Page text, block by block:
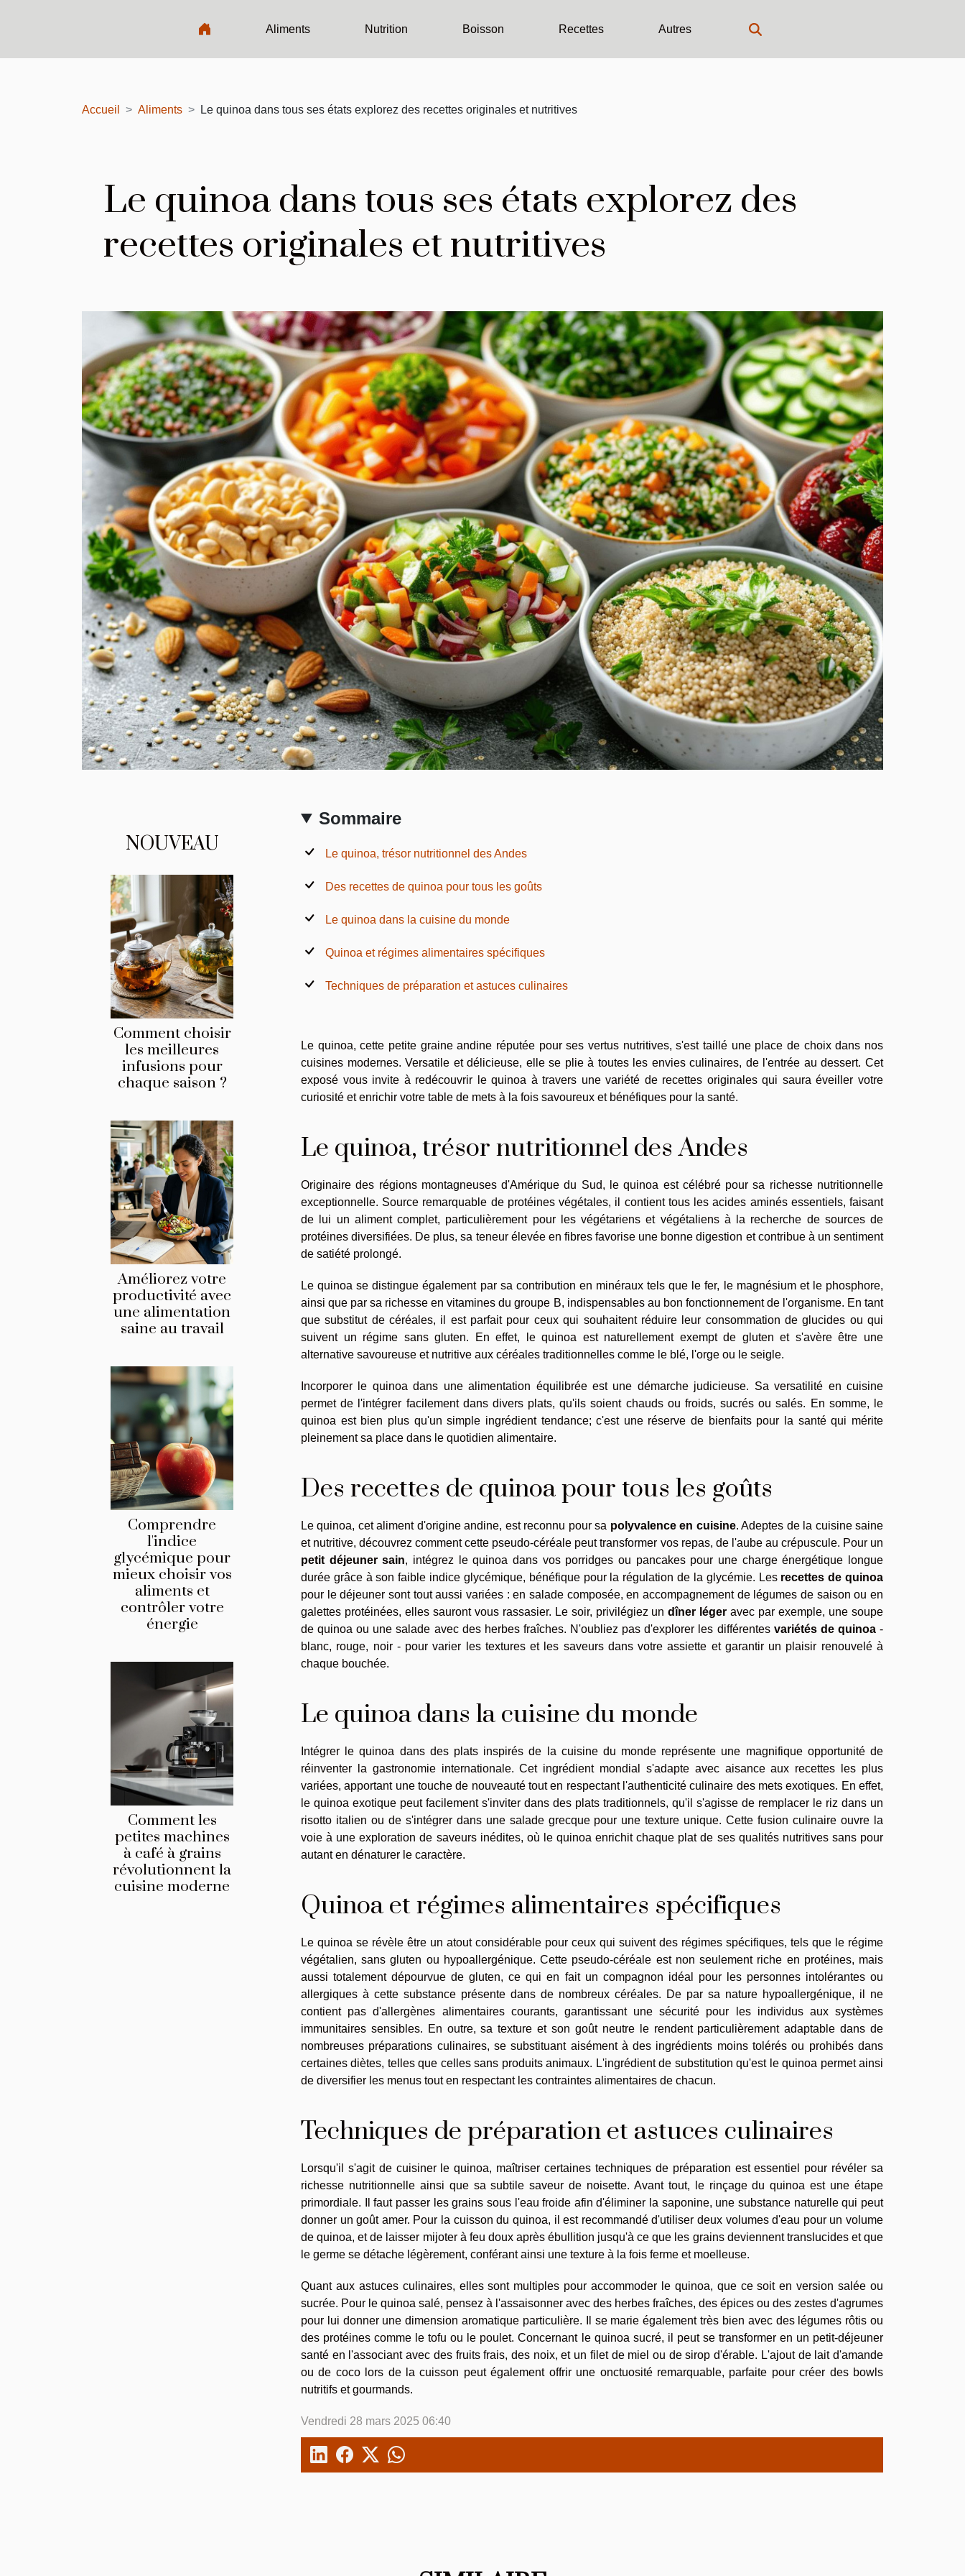
Aliments Nutrition Boisson Recettes Autres
Accueil Aliments Le quinoa dans tous ses états explorez des recettes originales et nutritives
Le quinoa dans tous ses états explorez des
recettes originales et nutritives
NOUVEAU
Comment choisir
les meilleures
infusions pour
chaque saison ?
Améliorez votre
productivité avec
une alimentation
saine au travail
Comprendre
l'indice
glycémique pour
mieux choisir vos
aliments et
contrôler votre
énergie
Comment les
petites machines
à café à grains
révolutionnent la
cuisine moderne
Sommaire
Le quinoa, trésor nutritionnel des Andes
Des recettes de quinoa pour tous les goûts
Le quinoa dans la cuisine du monde
Quinoa et régimes alimentaires spécifiques
Techniques de préparation et astuces culinaires
Le quinoa, cette petite graine andine réputée pour ses vertus nutritives, s'est taillé une place de choix dans nos
cuisines modernes. Versatile et délicieuse, elle se plie à toutes les envies culinaires, de l'entrée au dessert. Cet
exposé vous invite à redécouvrir le quinoa à travers une variété de recettes originales qui saura éveiller votre
curiosité et enrichir votre table de mets à la fois savoureux et bénéfiques pour la santé.
Le quinoa, trésor nutritionnel des Andes
Originaire des régions montagneuses d'Amérique du Sud, le quinoa est célébré pour sa richesse nutritionnelle
exceptionnelle. Source remarquable de protéines végétales, il contient tous les acides aminés essentiels, faisant
de lui un aliment complet, particulièrement pour les végétariens et végétaliens à la recherche de sources de
protéines diversifiées. De plus, sa teneur élevée en fibres favorise une bonne digestion et contribue à un sentiment
de satiété prolongé.
Le quinoa se distingue également par sa contribution en minéraux tels que le fer, le magnésium et le phosphore,
ainsi que par sa richesse en vitamines du groupe B, indispensables au bon fonctionnement de l'organisme. En tant
que substitut de céréales, il est parfait pour ceux qui souhaitent réduire leur consommation de glucides ou qui
suivent un régime sans gluten. En effet, le quinoa est naturellement exempt de gluten et s'avère être une
alternative savoureuse et nutritive aux céréales traditionnelles comme le blé, l'orge ou le seigle.
Incorporer le quinoa dans une alimentation équilibrée est une démarche judicieuse. Sa versatilité en cuisine
permet de l'intégrer facilement dans divers plats, qu'ils soient chauds ou froids, sucrés ou salés. En somme, le
quinoa est bien plus qu'un simple ingrédient tendance; c'est une réserve de bienfaits pour la santé qui mérite
pleinement sa place dans le quotidien alimentaire.
Des recettes de quinoa pour tous les goûts
Le quinoa, cet aliment d'origine andine, est reconnu pour sa polyvalence en cuisine. Adeptes de la cuisine saine
et nutritive, découvrez comment cette pseudo-céréale peut transformer vos repas, de l'aube au crépuscule. Pour un
petit déjeuner sain, intégrez le quinoa dans vos porridges ou pancakes pour une charge énergétique longue
durée grâce à son faible indice glycémique, bénéfique pour la régulation de la glycémie. Les recettes de quinoa
pour le déjeuner sont tout aussi variées : en salade composée, en accompagnement de légumes de saison ou en
galettes protéinées, elles sauront vous rassasier. Le soir, privilégiez undîner léger avec par exemple, une soupe
de quinoa ou une salade avec des herbes fraîches. N'oubliez pas d'explorer les différentes variétés de quinoa-
blanc, rouge, noir - pour varier les textures et les saveurs dans votre assiette et garantir un plaisir renouvelé à
chaque bouchée.
Le quinoa dans la cuisine du monde
Intégrer le quinoa dans des plats inspirés de la cuisine du monde représente une magnifique opportunité de
réinventer la gastronomie internationale. Cet ingrédient mondial s'adapte avec aisance aux recettes les plus
variées, apportant une touche de nouveauté tout en respectant l'authenticité culinaire des mets exotiques. En effet,
le quinoa exotique peut facilement s'inviter dans des plats traditionnels, qu'il s'agisse de remplacer le riz dans un
risotto italien ou de s'intégrer dans une salade grecque pour une texture unique. Cette fusion culinaire ouvre la
voie à une exploration de saveurs inédites, où le quinoa enrichit chaque plat de ses qualités nutritives sans pour
autant en dénaturer le caractère.
Quinoa et régimes alimentaires spécifiques
Le quinoa se révèle être un atout considérable pour ceux qui suivent des régimes spécifiques, tels que le régime
végétalien, sans gluten ou hypoallergénique. Cette pseudo-céréale est non seulement riche en protéines, mais
aussi totalement dépourvue de gluten, ce qui en fait un compagnon idéal pour les personnes intolérantes ou
allergiques à cette substance présente dans de nombreux céréales. De par sa nature hypoallergénique, il ne
contient pas d'allergènes alimentaires courants, garantissant une sécurité pour les individus aux systèmes
immunitaires sensibles. En outre, sa texture et son goût neutre le rendent particulièrement adaptable dans de
nombreuses préparations culinaires, se substituant aisément à des ingrédients moins tolérés ou prohibés dans
certaines diètes, telles que celles sans produits animaux. L'ingrédient de substitution qu'est le quinoa permet ainsi
de diversifier les menus tout en respectant les contraintes alimentaires de chacun.
Techniques de préparation et astuces culinaires
Lorsqu'il s'agit de cuisiner le quinoa, maîtriser certaines techniques de préparation est essentiel pour révéler sa
richesse nutritionnelle ainsi que sa subtile saveur de noisette. Avant tout, le rinçage du quinoa est une étape
primordiale. Il faut passer les grains sous l'eau froide afin d'éliminer la saponine, une substance naturelle qui peut
donner un goût amer. Pour la cuisson du quinoa, il est recommandé d'utiliser deux volumes d'eau pour un volume
de quinoa, et de laisser mijoter à feu doux après ébullition jusqu'à ce que les grains deviennent translucides et que
le germe se détache légèrement, conférant ainsi une texture à la fois ferme et moelleuse.
Quant aux astuces culinaires, elles sont multiples pour accommoder le quinoa, que ce soit en version salée ou
sucrée. Pour le quinoa salé, pensez à l'assaisonner avec des herbes fraîches, des épices ou des zestes d'agrumes
pour lui donner une dimension aromatique particulière. Il se marie également très bien avec des légumes rôtis ou
des protéines comme le tofu ou le poulet. Concernant le quinoa sucré, il peut se transformer en un petit-déjeuner
santé en l'associant avec des fruits frais, des noix, et un filet de miel ou de sirop d'érable. L'ajout de lait d'amande
ou de coco lors de la cuisson peut également offrir une onctuosité remarquable, parfaite pour créer des bowls
nutritifs et gourmands.
Vendredi 28 mars 2025 06:40